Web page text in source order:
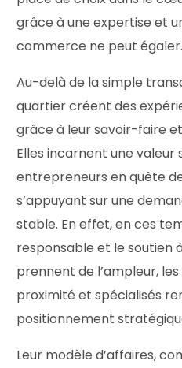
grâce à une expertise et
commerce ne peut égaler.
Au-delà de la simple
quartier créent des
grâce à leur savoir-faire
Elles incarnent une valeur
entrepreneurs en quête
s’appuyant sur une
stable. En effet, en ces
responsable et le soutien
prennent de l’ampleur,
proximité et spécialisés
positionnement
Leur modèle d’affaires,